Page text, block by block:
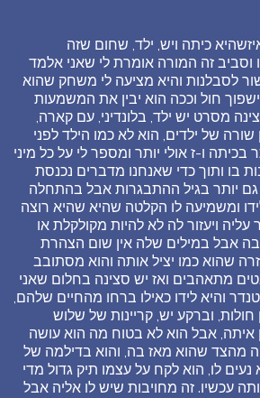
כיתה ויש, ילד, שחום שזה
וסביב זה המורה אומרת לי שאני אלמד
לסבלנות והיא מציעה לי משחק שהוא
ישפוך חול וככה הוא יבין את המשמעות
מסרט יש ילד, בלונדיני, עם קארה,
שורה של ילדים, הוא לא כמו הילד לפני
בכיתה ו-ז אולי יותר ומספר לי על כל מיני
בו ותוך כדי שאנחנו מדברים נכנסת
גם יותר בגיל ההתבגרות אבל בהתחלה
ומשמיעה לו הקלטה שהיא שהיא רוצה
ויעזור לה לא להיות מקולקלת או
אבל במילים שלה אין שום הצהרת
שהוא כמו יציל אותה והוא מסתובב
מתאהבים ואז יש סצינה בחלום שאני
והיא לידו כאילו ברחו מהחיים שלהם,
וברקע יש, קריינות של שלוש
איתה, אבל הוא לא בטוח מה הוא עושה
מהצד שהוא מאז בה, והוא בדילמה של
לו, הוא לקח על עצמו תיק גדול מדי
עכשיו. זה מחויבות שיש לו אליה אבל